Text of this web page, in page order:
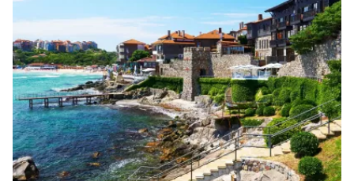
Poursuivre avec le courrier
électronique